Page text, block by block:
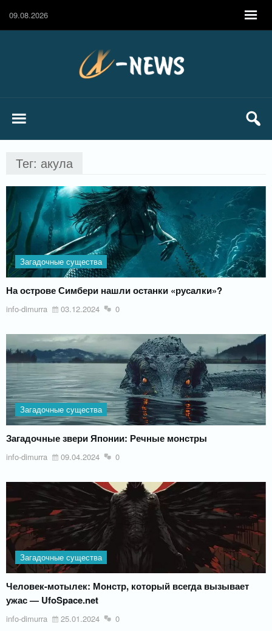
09.08.2026
Тег: акула
Загадочные существа
На острове Симбери нашли останки «русалки»?
info-dimurra 03.12.2024 0
Загадочные существа
Загадочные звери Японии: Речные монстры
info-dimurra 09.04.2024 0
Загадочные существа
Человек-мотылек: Монстр, который всегда вызывает
ужас — UfoSpace.net
info-dimurra 25.01.2024 0